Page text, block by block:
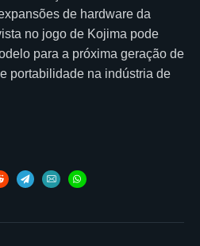
de hardware da
no jogo de Kojima pode
para a próxima geração de
portabilidade na indústria de